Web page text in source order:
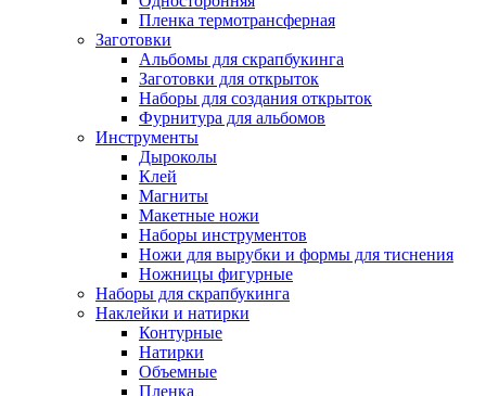
Пленка термотрансферная
Заготовки
Альбомы для скрапбукинга
Заготовки для открыток
Наборы для создания открыток
Фурнитура для альбомов
Инструменты
Дыроколы
Клей
Магниты
Макетные ножи
Наборы инструментов
Ножи для вырубки и формы для тиснения
Ножницы фигурные
Наборы для скрапбукинга
Наклейки и натирки
Контурные
Натирки
Объемные
Пленка